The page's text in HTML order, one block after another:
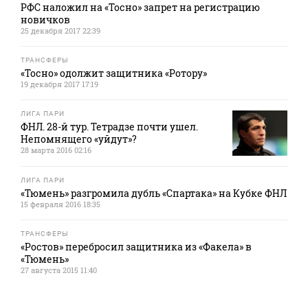
РФС наложил на «Тосно» запрет на регистрацию
новичков
25 декабря 2017 22:39
ТРАНСФЕРЫ
«Тосно» одолжит защитника «Ротору»
19 декабря 2017 17:19
ЛИГА ПАРИ
ФНЛ. 28-й тур. Тетрадзе почти ушел.
Непомнящего «уйдут»?
28 марта 2016 02:16
ЛИГА ПАРИ
«Тюмень» разгромила дубль «Спартака» на Кубке ФНЛ
15 февраля 2016 18:35
ТРАНСФЕРЫ
«Ростов» перебросил защитника из «Факела» в
«Тюмень»
27 августа 2015 11:40